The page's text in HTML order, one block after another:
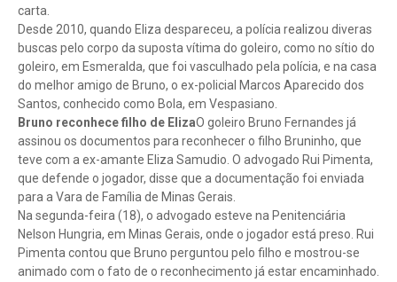
carta.
Desde 2010, quando Eliza despareceu, a polícia realizou diveras
buscas pelo corpo da suposta vítima do goleiro, como no sítio do
goleiro, em Esmeralda, que foi vasculhado pela polícia, e na casa
do melhor amigo de Bruno, o ex-policial Marcos Aparecido dos
Santos, conhecido como Bola, em Vespasiano.
Bruno reconhece filho de ElizaO goleiro Bruno Fernandes já
assinou os documentos para reconhecer o filho Bruninho, que
teve com a ex-amante Eliza Samudio. O advogado Rui Pimenta,
que defende o jogador, disse que a documentação foi enviada
para a Vara de Família de Minas Gerais.
Na segunda-feira (18), o advogado esteve na Penitenciária
Nelson Hungria, em Minas Gerais, onde o jogador está preso. Rui
Pimenta contou que Bruno perguntou pelo filho e mostrou-se
animado com o fato de o reconhecimento já estar encaminhado.